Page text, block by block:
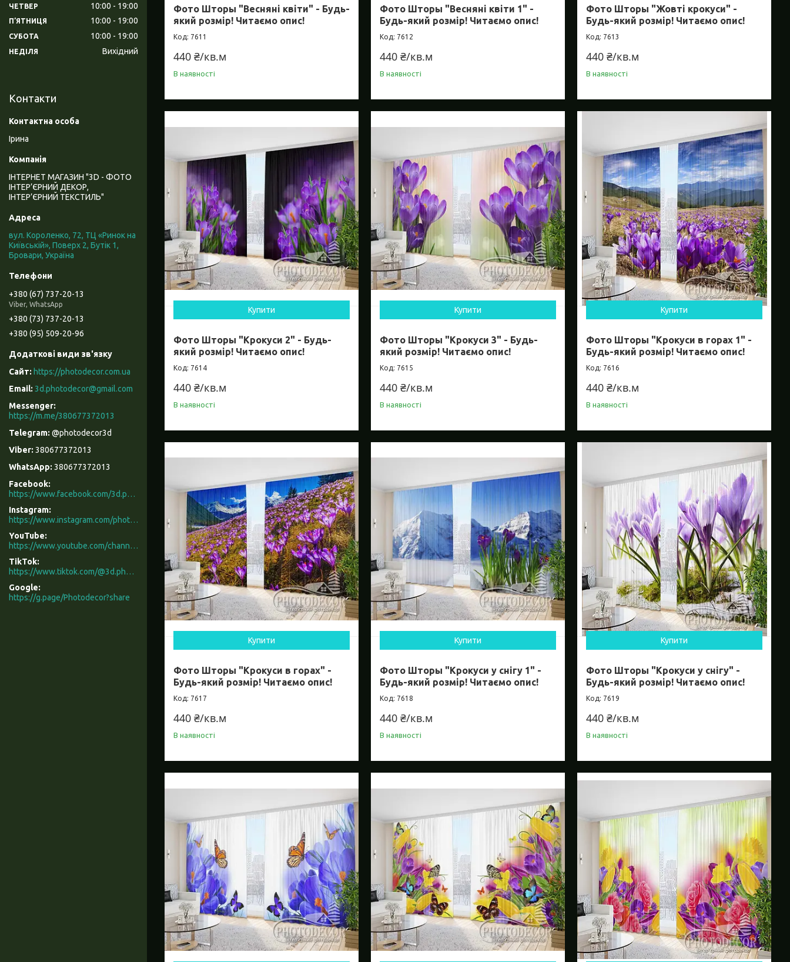
Фото Шторы "Весняні квіти" - Будь-
який розмір! Читаємо опис!
7611
440 ₴/кв.м
В наявності
Фото Шторы "Весняні квіти 1" -
Будь-який розмір! Читаємо опис!
7612
440 ₴/кв.м
В наявності
Фото Шторы "Жовті крокуси" -
Будь-який розмір! Читаємо опис!
7613
440 ₴/кв.м
В наявності
Купити
Фото Шторы "Крокуси 2" - Будь-
який розмір! Читаємо опис!
7614
440 ₴/кв.м
В наявності
Купити
Фото Шторы "Крокуси 3" - Будь-
який розмір! Читаємо опис!
7615
440 ₴/кв.м
В наявності
Купити
Фото Шторы "Крокуси в горах 1" -
Будь-який розмір! Читаємо опис!
7616
440 ₴/кв.м
В наявності
Купити
Фото Шторы "Крокуси в горах" -
Будь-який розмір! Читаємо опис!
7617
440 ₴/кв.м
В наявності
Купити
Фото Шторы "Крокуси у снігу 1" -
Будь-який розмір! Читаємо опис!
7618
440 ₴/кв.м
В наявності
Купити
Фото Шторы "Крокуси у снігу" -
Будь-який розмір! Читаємо опис!
7619
440 ₴/кв.м
В наявності
ЧЕТВЕР 10:00 19:00
ПʼЯТНИЦЯ 10:00 19:00
СУБОТА 10:00 19:00
НЕДІЛЯ Вихідний
Контакти
Ірина
ІНТЕРНЕТ МАГАЗИН "3D - ФОТО
ІНТЕР’ЄРНИЙ ДЕКОР,
ІНТЕР’ЄРНИЙ ТЕКСТИЛЬ"
вул. Короленко, 72, ТЦ «Ринок на
Київській», Поверх 2, Бутік 1,
Бровари, Україна
+380 (67) 737-20-13
Viber, WhatsApp
+380 (73) 737-20-13
+380 (95) 509-20-96
https://photodecor.com.ua
3d.photodecor@gmail.com
https://m.me/380677372013
@photodecor3d
380677372013
380677372013
Facebook
https://www.facebook.com/3d.photodecor/
Instagram
https://www.instagram.com/photodecor.com.ua/
YouTube
https://www.youtube.com/channel/UCXCUerfqRY1Pw7-IptdbqyA/videos
TikTok
https://www.tiktok.com/@3d.photodecor?is_from_webapp=1&sender_device=pc
Google
https://g.page/Photodecor?share